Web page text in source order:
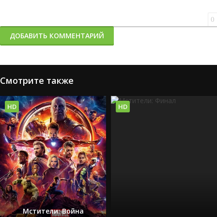
0
ДОБАВИТЬ КОММЕНТАРИЙ
Смотрите также
Мстители: Война
HD HD